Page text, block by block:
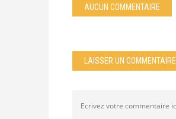
AUCUN COMMENTAIRE
LAISSER UN COMMENTAIRE